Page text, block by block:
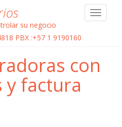
Toggle
su negocio
PBX :+57 1 9190160
con
y factura